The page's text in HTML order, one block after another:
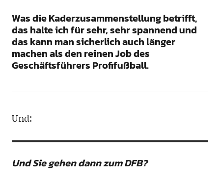
Was die Kaderzusammenstellung betrifft,
das halte ich für sehr, sehr spannend und
das kann man sicherlich auch länger
machen als den reinen Job des
Geschäftsführers Profifußball.
Und:
Und Sie gehen dann zum DFB?